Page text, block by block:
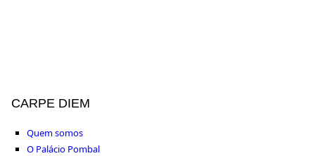
CARPE DIEM
Quem somos
O Palácio Pombal